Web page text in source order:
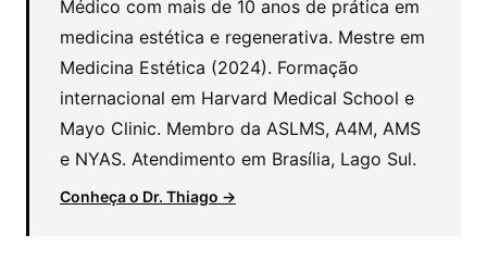
Médico com mais de 10 anos de prática em
medicina estética e regenerativa. Mestre em
Medicina Estética (2024). Formação
internacional em Harvard Medical School e
Mayo Clinic. Membro da ASLMS, A4M, AMS
e NYAS. Atendimento em Brasília, Lago Sul.
Conheça o Dr. Thiago →